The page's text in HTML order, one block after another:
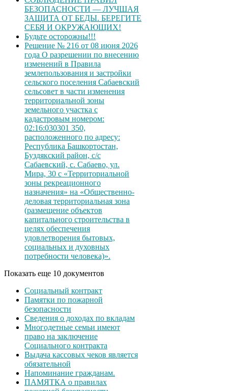
БЕЗОПАСНОСТИ — ЛУЧШАЯ
ЗАЩИТА ОТ БЕДЫ. БЕРЕГИТЕ
СЕБЯ И ОКРУЖАЮЩИХ!
Будьте осторожны!!!
Решение № 216 от 08 июня 2026
года О разрешении по внесению
изменений в Правила
землепользования и застройки
сельского поселения Сабаевский
сельсовет в части изменения
территориальной зоны
земельного участка с
кадастровым номером:
02:16:030301 350,
расположенного по адресу:
Республика Башкортостан,
Буздякский район, с/с
Сабаевский, с. Сабаево, ул.
Мира, 30 с «Территориальной
зоны рекреационного
назначения» на «Общественно-
деловая территориальная зона
(размещение объектов
капитального строительства в
целях обеспечения
удовлетворения бытовых,
социальных и духовных
потребности человека)».
Показать еще 10 документов
Социальный контракт
Памятки по пожарной
безопасности
Сведения о доходах по вкладам
Многодетные семьи имеют
право на заключение
Социального контракта
Выдача кассовых чеков является
обязательной
Напоминание гражданам.
ПАМЯТКА о правилах